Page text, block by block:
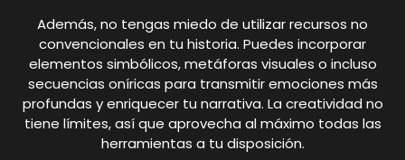
Además, no tengas miedo de utilizar recursos no
convencionales en tu historia. Puedes incorporar
elementos simbólicos, metáforas visuales o incluso
secuencias oníricas para transmitir emociones más
profundas y enriquecer tu narrativa. La creatividad no
tiene límites, así que aprovecha al máximo todas las
herramientas a tu disposición.